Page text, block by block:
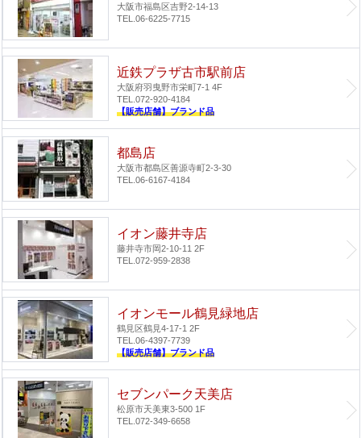
大阪市福島区吉野2-14-13
TEL.06-6225-7715
近鉄プラザ古市駅前店
大阪府羽曳野市栄町7-1 4F
TEL.072-920-4184
【販売店舗】ブランド品
都島店
大阪市都島区善源寺町2-3-30
TEL.06-6167-4184
イオン藤井寺店
藤井寺市岡2-10-11 2F
TEL.072-959-2838
イオンモール鶴見緑地店
鶴見区鶴見4-17-1 2F
TEL.06-4397-7739
【販売店舗】ブランド品
セブンパーク天美店
松原市天美東3-500 1F
TEL.072-349-6658